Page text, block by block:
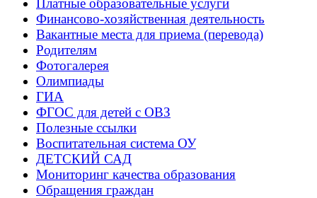
Платные образовательные услуги
Финансово-хозяйственная деятельность
Вакантные места для приема (перевода)
Родителям
Фотогалерея
Олимпиады
ГИА
ФГОС для детей с ОВЗ
Полезные ссылки
Воспитательная система ОУ
ДЕТСКИЙ САД
Мониторинг качества образования
Обращения граждан